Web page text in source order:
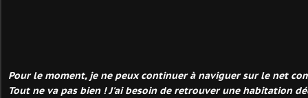
Pour le moment, je ne peux continuer à naviguer sur le net
Tout ne va pas bien ! J'ai besoin de retrouver une habitation